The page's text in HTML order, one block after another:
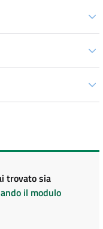
trovato sia
il modulo